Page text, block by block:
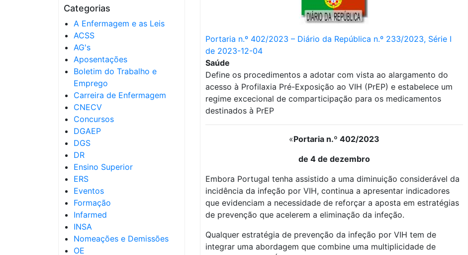
Categorias
A Enfermagem e as Leis
ACSS
AG's
Aposentações
Boletim do Trabalho e
Emprego
Carreira de Enfermagem
CNECV
Concursos
DGAEP
DGS
DR
Ensino Superior
ERS
Eventos
Formação
Infarmed
INSA
Nomeações e Demissões
OE
Portaria n.º 402/2023 – Diário da República n.º 233/2023, Série I
de 2023-12-04
Saúde
Define os procedimentos a adotar com vista ao alargamento do
acesso à Profilaxia Pré-Exposição ao VIH (PrEP) e estabelece um
regime excecional de comparticipação para os medicamentos
destinados à PrEP
«Portaria n.º 402/2023
de 4 de dezembro
Embora Portugal tenha assistido a uma diminuição considerável da
incidência da infeção por VIH, continua a apresentar indicadores
que evidenciam a necessidade de reforçar a aposta em estratégias
de prevenção que acelerem a eliminação da infeção.
Qualquer estratégia de prevenção da infeção por VIH tem de
integrar uma abordagem que combine uma multiplicidade de